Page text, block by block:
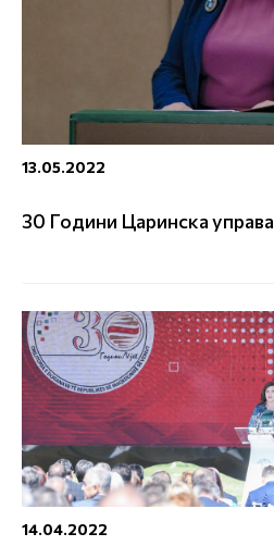
13.05.2022
30 Години Царинска управа
14.04.2022